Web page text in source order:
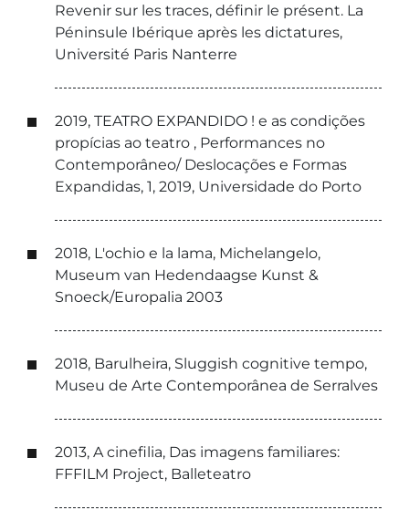
Revenir sur les traces, définir le présent. La
Péninsule Ibérique après les dictatures,
Université Paris Nanterre
2019, TEATRO EXPANDIDO ! e as condições
propícias ao teatro , Performances no
Contemporâneo/ Deslocações e Formas
Expandidas, 1, 2019, Universidade do Porto
2018, L'ochio e la lama, Michelangelo,
Museum van Hedendaagse Kunst &
Snoeck/Europalia 2003
2018, Barulheira, Sluggish cognitive tempo,
Museu de Arte Contemporânea de Serralves
2013, A cinefilia, Das imagens familiares:
FFFILM Project, Balleteatro